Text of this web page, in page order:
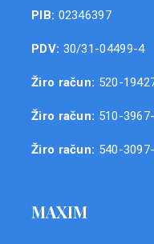
PIB: 02346397
PDV: 30/31-04499-4
Žiro račun: 520-
Žiro račun: 510-
Žiro račun: 540-
MAXIM